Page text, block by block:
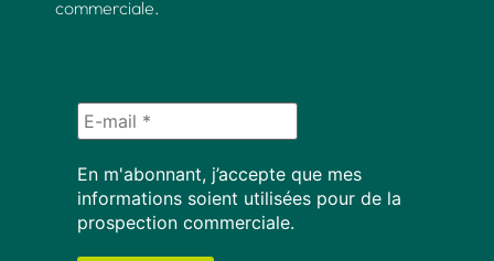
commerciale.
En m'abonnant, j’accepte que mes
informations soient utilisées pour de la
prospection commerciale.